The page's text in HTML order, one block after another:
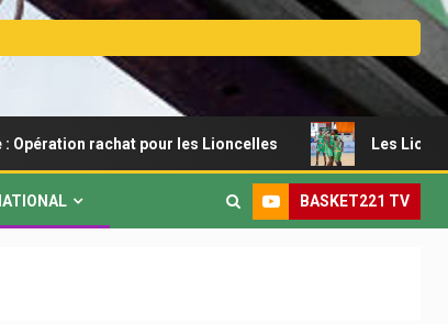
rachat pour les Lioncelles Les Lionceaux
BASKET221 TV